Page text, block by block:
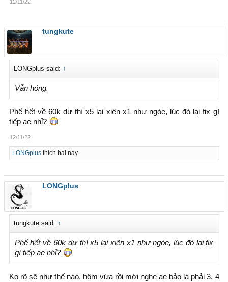
12/11/22
tungkute
LONGplus said: ↑
Vẫn hóng.
Phế hết về 60k dư thì x5 lại xiên x1 như ngóe, lúc đó lại fix gì
tiếp ae nhỉ?
12/11/22
LONGplusthích bài này.
LONGplus
tungkute said: ↑
Phế hết về 60k dư thì x5 lại xiên x1 như ngóe, lúc đó lại fix
gì tiếp ae nhỉ?
Ko rõ sẽ như thế nào, hôm vừa rồi mới nghe ae bảo là phải 3, 4